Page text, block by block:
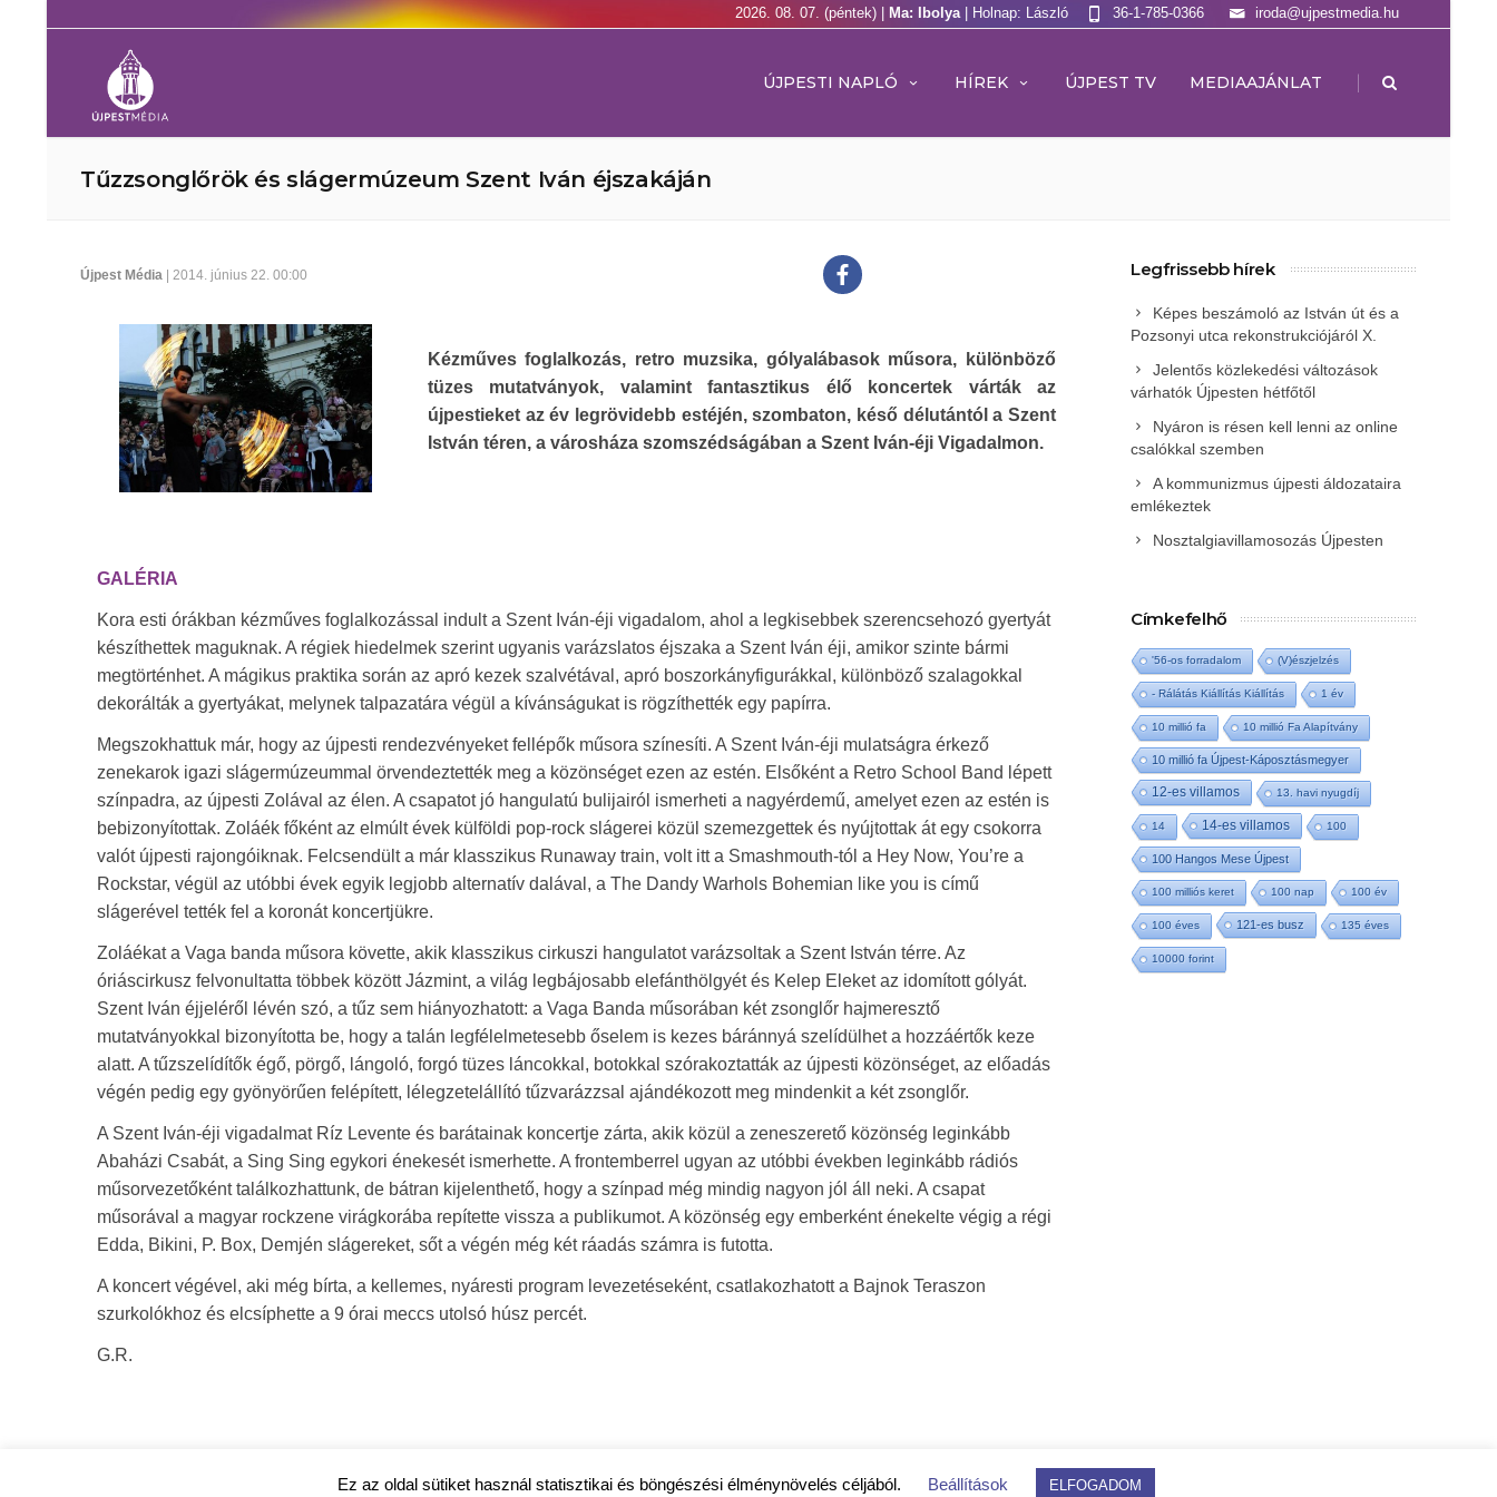
2026. 08. 07. (péntek) | Ma: Ibolya | Holnap: László iroda@ujpestmedia.hu
36-1-785-0366
ÚJPESTI NAPLÓ HÍREK ÚJPEST TV MEDIAAJÁNLAT |
Tűzzsonglőrök és slágermúzeum Szent Iván éjszakáján
Újpest Média | 2014. június 22. 00:00
Kézműves foglalkozás, retro muzsika, gólyalábasok műsora, különböző
tüzes mutatványok, valamint fantasztikus élő koncertek várták az
újpestieket az év legrövidebb estéjén, szombaton, késő délutántól a Szent
István téren, a városháza szomszédságában a Szent Iván-éji Vigadalmon.
GALÉRIA
Kora esti órákban kézműves foglalkozással indult a Szent Iván-éji vigadalom, ahol a legkisebbek szerencsehozó gyertyát
készíthettek maguknak. A régiek hiedelmek szerint ugyanis varázslatos éjszaka a Szent Iván éji, amikor szinte bármi
megtörténhet. A mágikus praktika során az apró kezek szalvétával, apró boszorkányfigurákkal, különböző szalagokkal
dekorálták a gyertyákat, melynek talpazatára végül a kívánságukat is rögzíthették egy papírra.
Megszokhattuk már, hogy az újpesti rendezvényeket fellépők műsora színesíti. A Szent Iván-éji mulatságra érkező
zenekarok igazi slágermúzeummal örvendeztették meg a közönséget ezen az estén. Elsőként a Retro School Band lépett
színpadra, az újpesti Zolával az élen. A csapatot jó hangulatú bulijairól ismerheti a nagyérdemű, amelyet ezen az estén is
bebizonyítottak. Zoláék főként az elmúlt évek külföldi pop-rock slágerei közül szemezgettek és nyújtottak át egy csokorra
valót újpesti rajongóiknak. Felcsendült a már klasszikus Runaway train, volt itt a Smashmouth-tól a Hey Now, You’re a
Rockstar, végül az utóbbi évek egyik legjobb alternatív dalával, a The Dandy Warhols Bohemian like you is című
slágerével tették fel a koronát koncertjükre.
Zoláékat a Vaga banda műsora követte, akik klasszikus cirkuszi hangulatot varázsoltak a Szent István térre. Az
óriáscirkusz felvonultatta többek között Jázmint, a világ legbájosabb elefánthölgyét és Kelep Eleket az idomított gólyát.
Szent Iván éjjeléről lévén szó, a tűz sem hiányozhatott: a Vaga Banda műsorában két zsonglőr hajmeresztő
mutatványokkal bizonyította be, hogy a talán legfélelmetesebb őselem is kezes báránnyá szelídülhet a hozzáértők keze
alatt. A tűzszelídítők égő, pörgő, lángoló, forgó tüzes láncokkal, botokkal szórakoztatták az újpesti közönséget, az előadás
végén pedig egy gyönyörűen felépített, lélegzetelállító tűzvarázzsal ajándékozott meg mindenkit a két zsonglőr.
A Szent Iván-éji vigadalmat Ríz Levente és barátainak koncertje zárta, akik közül a zeneszerető közönség leginkább
Abaházi Csabát, a Sing Sing egykori énekesét ismerhette. A frontemberrel ugyan az utóbbi években leginkább rádiós
műsorvezetőként találkozhattunk, de bátran kijelenthető, hogy a színpad még mindig nagyon jól áll neki. A csapat
műsorával a magyar rockzene virágkorába repítette vissza a publikumot. A közönség egy emberként énekelte végig a régi
Edda, Bikini, P. Box, Demjén slágereket, sőt a végén még két ráadás számra is futotta.
A koncert végével, aki még bírta, a kellemes, nyáresti program levezetéseként, csatlakozhatott a Bajnok Teraszon
szurkolókhoz és elcsíphette a 9 órai meccs utolsó húsz percét.
G.R.
Legfrissebb hírek
Képes beszámoló az István út és a
Pozsonyi utca rekonstrukciójáról X.
Jelentős közlekedési változások
várhatók Újpesten hétfőtől
Nyáron is résen kell lenni az online
csalókkal szemben
A kommunizmus újpesti áldozataira
emlékeztek
Nosztalgiavillamosozás Újpesten
Címkefelhő
'56-os forradalom (V)észjelzés
- Rálátás Kiállítás Kiállítás 1 év
10 millió fa 10 millió Fa Alapítvány
10 millió fa Újpest-Káposztásmegyer
12-es villamos 13. havi nyugdíj
14 14-es villamos 100
100 Hangos Mese Újpest
100 milliós keret 100 nap 100 év
100 éves 121-es busz 135 éves
10000 forint
Szerzői jogok| Adatkezelési tájékoztató|Közérdekű adatok|Impresszum
Ez az oldal sütiket használ statisztikai és böngészési élménynövelés céljából. Beállítások ELFOGADOM